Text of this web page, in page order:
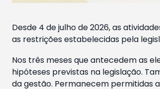
Desde 4 de julho de 2026, as
as restrições estabelecidas pela
Nos três meses que antecedem as
hipóteses previstas na legislação.
da gestão. Permanecem permitidas